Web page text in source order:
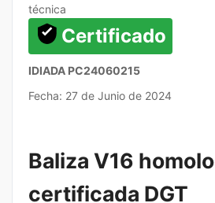
técnica
Certificado
IDIADA PC24060215
Fecha: 27 de Junio de 2024
Baliza V16
certificada DGT